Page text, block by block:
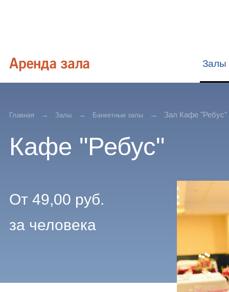
Залы
Главная Залы Банкетные залы Зал Кафе "Ребус"
Кафе "Ребус"
От 49,00 руб.
за человека